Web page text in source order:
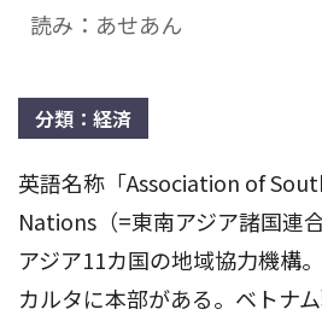
読み：あせあん
分類：経済
英語名称「Association of
Nations（=東南アジア諸国連
アジア11カ国の地域協力機構
カルタに本部がある。ベトナ